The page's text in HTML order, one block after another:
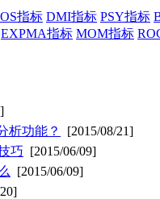
指标 DMI指标 PSY指标
EXPMA指标 MOM指标
析功能？
[2015/08/21]
巧 [2015/06/09]
[2015/06/09]